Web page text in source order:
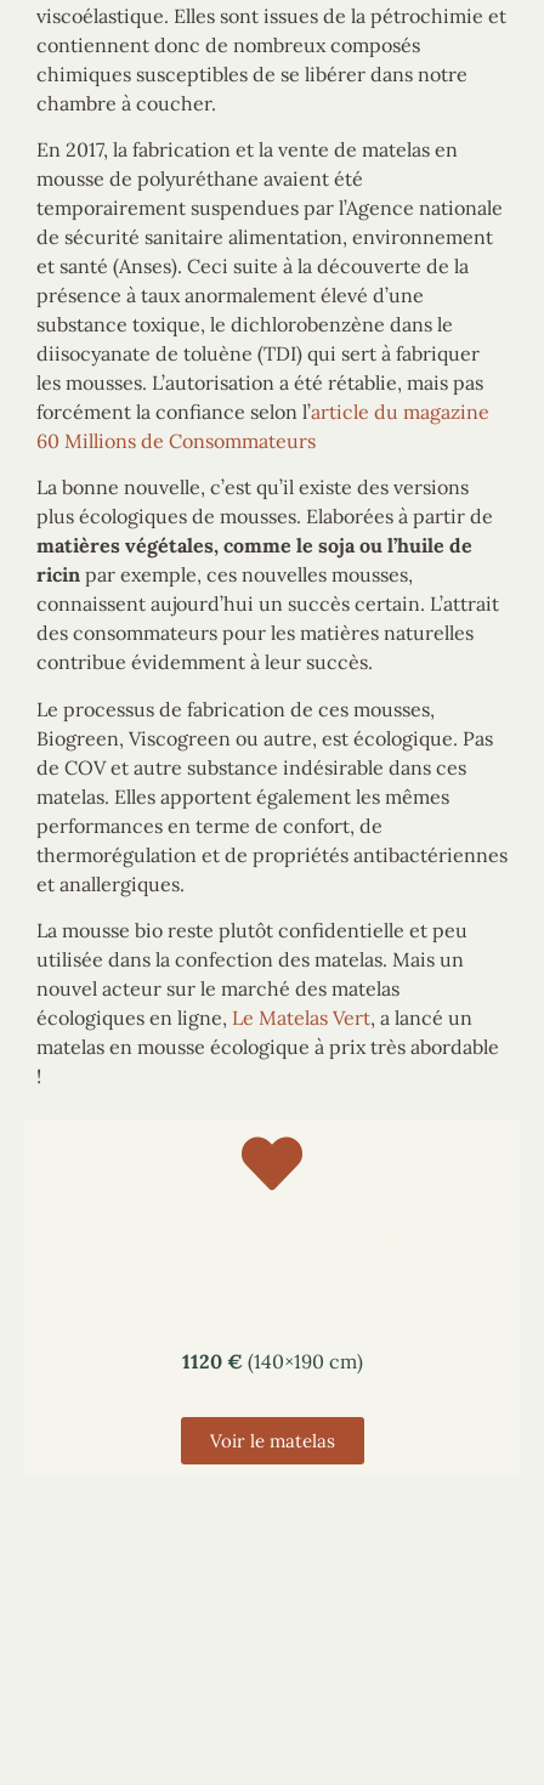
viscoélastique. Elles sont issues de la pétrochimie et
contiennent donc de nombreux composés
chimiques susceptibles de se libérer dans notre
chambre à coucher.
En 2017, la fabrication et la vente de matelas en
mousse de polyuréthane avaient été
temporairement suspendues par l’Agence nationale
de sécurité sanitaire alimentation, environnement
et santé (Anses). Ceci suite à la découverte de la
présence à taux anormalement élevé d’une
substance toxique, le dichlorobenzène dans le
diisocyanate de toluène (TDI) qui sert à fabriquer
les mousses. L’autorisation a été rétablie, mais pas
forcément la confiance selon l’article du magazine
60 Millions de Consommateurs
La bonne nouvelle, c’est qu’il existe des versions
plus écologiques de mousses. Elaborées à partir de
matières végétales, comme le soja ou l’huile de
ricin par exemple, ces nouvelles mousses,
connaissent aujourd’hui un succès certain. L’attrait
des consommateurs pour les matières naturelles
contribue évidemment à leur succès.
Le processus de fabrication de ces mousses,
Biogreen, Viscogreen ou autre, est écologique. Pas
de COV et autre substance indésirable dans ces
matelas. Elles apportent également les mêmes
performances en terme de confort, de
thermorégulation et de propriétés antibactériennes
et anallergiques.
La mousse bio reste plutôt confidentielle et peu
utilisée dans la confection des matelas. Mais un
nouvel acteur sur le marché des matelas
écologiques en ligne, Le Matelas Vert, a lancé un
matelas en mousse écologique à prix très abordable
!
1120 €(140×190 cm)
Voir le matelas